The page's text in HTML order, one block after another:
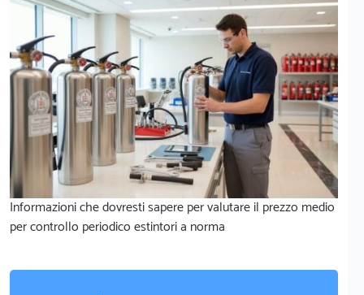
Informazioni che dovresti sapere per valutare il prezzo medio
per controllo periodico estintori a norma